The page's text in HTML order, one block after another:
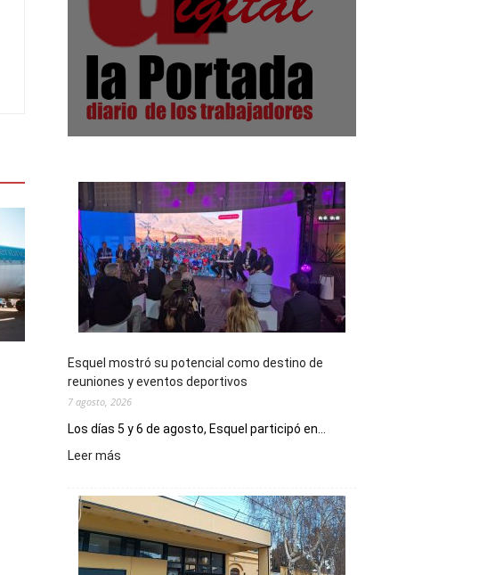
Esquel mostró su potencial como destino de
reuniones y eventos deportivos
7 agosto, 2026
Los días 5 y 6 de agosto, Esquel participó en...
Leer más
su
potencial
como
destino